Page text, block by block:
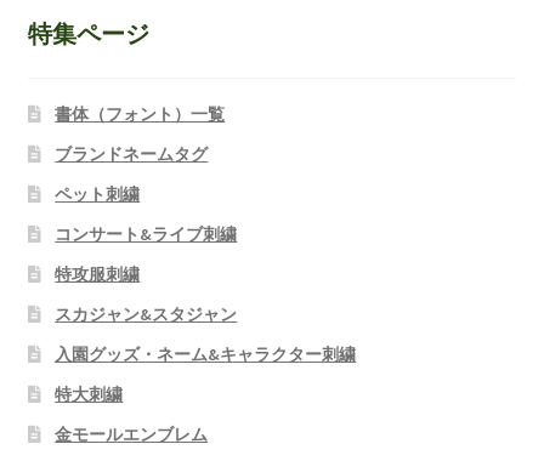
特集ページ
書体（フォント）一覧
ブランドネームタグ
ペット刺繍
コンサート&ライブ刺繍
特攻服刺繍
スカジャン&スタジャン
入園グッズ・ネーム&キャラクター刺繍
特大刺繍
金モールエンブレム